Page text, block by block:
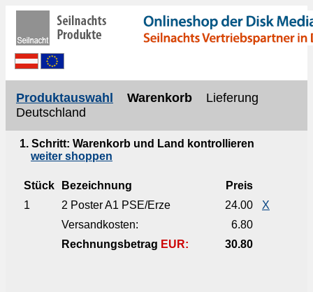
Produktauswahl Warenkorb Lieferung
Deutschland
1. Schritt: Warenkorb und Land kontrollieren
weiter shoppen
Stück Bezeichnung
Preis
1
2 Poster A1 PSE/Erze 24.00
X
Versandkosten:
6.80
Rechnungsbetrag EUR: 30.80